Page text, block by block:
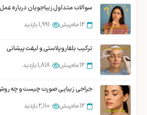
سوالات متداول زیباجویان درباره
12 ماه پیش 1,991 بازدید
ترکیب بلفاروپلاستی و لیفت پیشانی
12 ماه پیش 1,818 بازدید
12 ماه پیش 2,110 بازدید